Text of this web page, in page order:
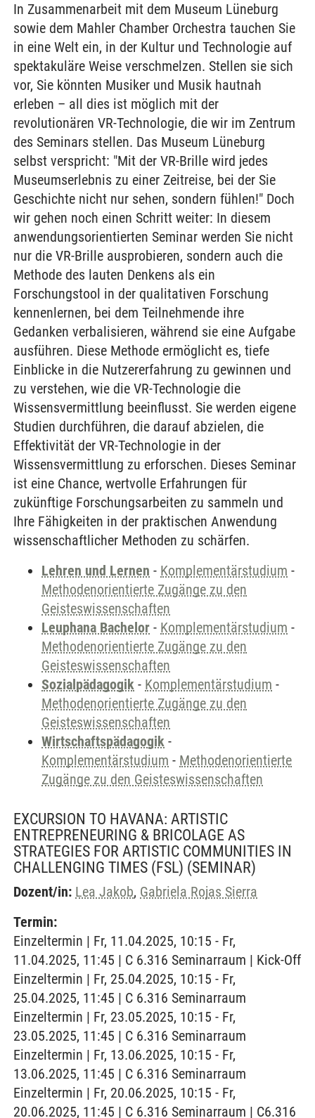
In Zusammenarbeit mit dem Museum Lüneburg
sowie dem Mahler Chamber Orchestra tauchen Sie
in eine Welt ein, in der Kultur und Technologie auf
spektakuläre Weise verschmelzen. Stellen sie sich
vor, Sie könnten Musiker und Musik hautnah
erleben – all dies ist möglich mit der
revolutionären VR-Technologie, die wir im Zentrum
des Seminars stellen. Das Museum Lüneburg
selbst verspricht: "Mit der VR-Brille wird jedes
Museumserlebnis zu einer Zeitreise, bei der Sie
Geschichte nicht nur sehen, sondern fühlen!" Doch
wir gehen noch einen Schritt weiter: In diesem
anwendungsorientierten Seminar werden Sie nicht
nur die VR-Brille ausprobieren, sondern auch die
Methode des lauten Denkens als ein
Forschungstool in der qualitativen Forschung
kennenlernen, bei dem Teilnehmende ihre
Gedanken verbalisieren, während sie eine Aufgabe
ausführen. Diese Methode ermöglicht es, tiefe
Einblicke in die Nutzererfahrung zu gewinnen und
zu verstehen, wie die VR-Technologie die
Wissensvermittlung beeinflusst. Sie werden eigene
Studien durchführen, die darauf abzielen, die
Effektivität der VR-Technologie in der
Wissensvermittlung zu erforschen. Dieses Seminar
ist eine Chance, wertvolle Erfahrungen für
zukünftige Forschungsarbeiten zu sammeln und
Ihre Fähigkeiten in der praktischen Anwendung
wissenschaftlicher Methoden zu schärfen.
Lehren und Lernen - Komplementärstudium -
Methodenorientierte Zugänge zu den
Geisteswissenschaften
Leuphana Bachelor - Komplementärstudium -
Methodenorientierte Zugänge zu den
Geisteswissenschaften
Sozialpädagogik - Komplementärstudium -
Methodenorientierte Zugänge zu den
Geisteswissenschaften
Wirtschaftspädagogik -
Komplementärstudium - Methodenorientierte
Zugänge zu den Geisteswissenschaften
EXCURSION TO HAVANA: ARTISTIC
ENTREPRENEURING & BRICOLAGE AS
STRATEGIES FOR ARTISTIC COMMUNITIES IN
CHALLENGING TIMES (FSL) (SEMINAR)
Dozent/in: Lea Jakob, Gabriela Rojas Sierra
Termin:
Einzeltermin | Fr, 11.04.2025, 10:15 - Fr,
11.04.2025, 11:45 | C 6.316 Seminarraum | Kick-Off
Einzeltermin | Fr, 25.04.2025, 10:15 - Fr,
25.04.2025, 11:45 | C 6.316 Seminarraum
Einzeltermin | Fr, 23.05.2025, 10:15 - Fr,
23.05.2025, 11:45 | C 6.316 Seminarraum
Einzeltermin | Fr, 13.06.2025, 10:15 - Fr,
13.06.2025, 11:45 | C 6.316 Seminarraum
Einzeltermin | Fr, 20.06.2025, 10:15 - Fr,
20.06.2025, 11:45 | C 6.316 Seminarraum | C6.316